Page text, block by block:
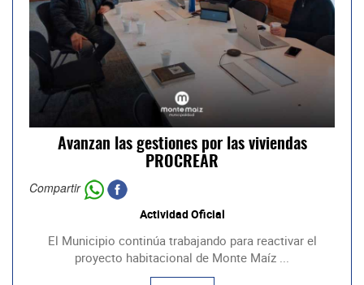
Avanzan las gestiones por las viviendas
PROCREAR
Compartir
Actividad Oficial
El Municipio continúa trabajando para reactivar el
proyecto habitacional de Monte Maíz ...